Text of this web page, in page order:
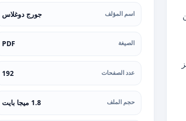
اسم المؤلف جورج دوغلاس
الصيغة PDF
عدد الصفحات 192
حجم الملف 1.8 ميجا بايت